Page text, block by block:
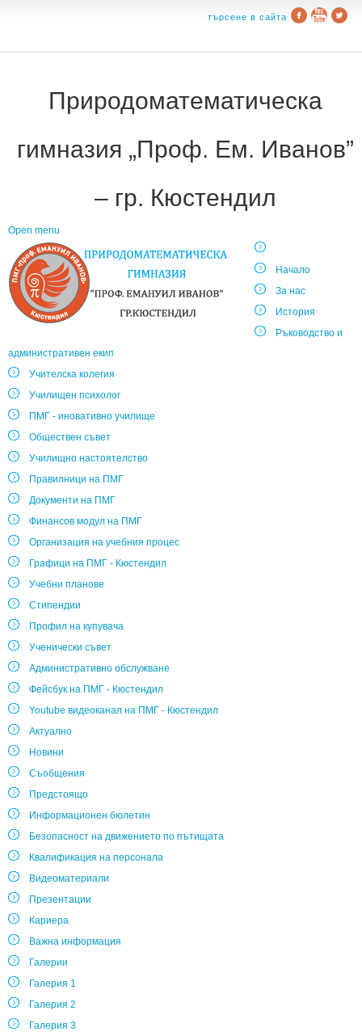
търсене в сайта
Природоматематическа
гимназия „Проф. Ем. Иванов”
– гр. Кюстендил
Open menu
Начало
За нас
История
Ръководство и
административен екип
Учителска колегия
Училищен психолог
ПМГ - иновативно училище
Обществен съвет
Училищно настоятелство
Правилници на ПМГ
Документи на ПМГ
Финансов модул на ПМГ
Организация на учебния процес
Графици на ПМГ - Кюстендил
Учебни планове
Стипендии
Профил на купувача
Ученически съвет
Административно обслужване
Фейсбук на ПМГ - Кюстендил
Youtube видеоканал на ПМГ - Кюстендил
Актуално
Новини
Съобщения
Предстоящо
Информационен бюлетин
Безопасност на движението по пътищата
Квалификация на персонала
Видеоматериали
Презентации
Кариера
Важна информация
Галерии
Галерия 1
Галерия 2
Галерия 3